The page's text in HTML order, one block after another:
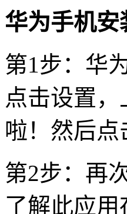
华为手机
第1步：华
点击设置
啦！然后
第2步：再
了解此应